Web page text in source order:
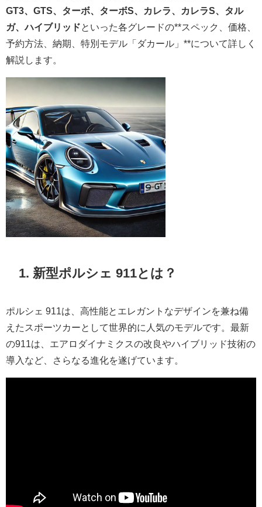
GT3、GTS、ターボ、ターボS、カレラ、カレラS、タル
ガ、ハイブリッド といった各グレードの**スペック、価格、
予約方法、納期、特別モデル「ダカール」**について詳しく
解説します。
1. 新型ポルシェ 911とは？
ポルシェ 911は、高性能とエレガントなデザインを兼ね備
えたスポーツカーとして世界的に人気のモデルです。最新
の911は、エアロダイナミクスの改良やハイブリッド技術の
導入など、さらなる進化を遂げています。